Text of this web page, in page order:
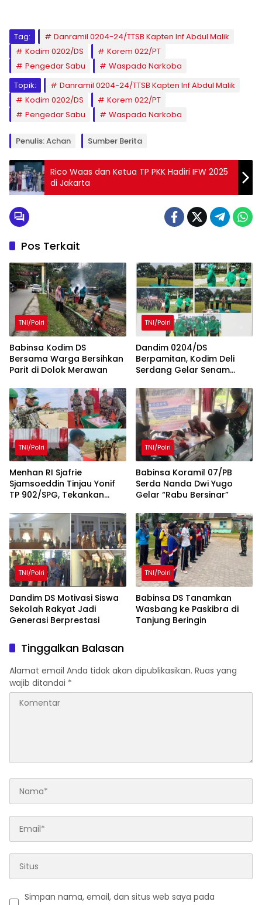
Tag:
Danramil 0204-24/TTSB Kapten Inf Abdul Malik
Kodim 0202/DS
Korem 022/PT
Pengedar Sabu
Waspada Narkoba
Topik:
Danramil 0204-24/TTSB Kapten Inf Abdul Malik
Kodim 0202/DS
Korem 022/PT
Pengedar Sabu
Waspada Narkoba
Penulis: Achan Sumber Berita
Rico Waas dan Ketua TP PKK Hadiri IFW 2025
di Jakarta
Pos Terkait
TNI/Polri
Babinsa Kodim DS
Bersama Warga Bersihkan
Parit di Dolok Merawan
TNI/Polri
Dandim 0204/DS
Berpamitan, Kodim Deli
Serdang Gelar Senam
Penuh Kebersamaan
TNI/Polri
Menhan RI Sjafrie
Sjamsoeddin Tinjau Yonif
TP 902/SPG, Tekankan
Pangkalan dan
Pengabdian Prajurit
kepada Rakyat
TNI/Polri
Babinsa Koramil 07/PB
Serda Nanda Dwi Yugo
Gelar “Rabu Bersinar”
TNI/Polri
Dandim DS Motivasi Siswa
Sekolah Rakyat Jadi
Generasi Berprestasi
TNI/Polri
Babinsa DS Tanamkan
Wasbang ke Paskibra di
Tanjung Beringin
Tinggalkan Balasan
Alamat email Anda tidak akan dipublikasikan. Ruas yang
wajib ditandai *
Simpan nama, email, dan situs web saya pada